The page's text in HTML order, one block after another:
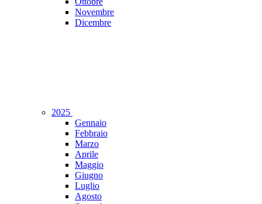
Novembre
Dicembre
2025
Gennaio
Febbraio
Marzo
Aprile
Maggio
Giugno
Luglio
Agosto